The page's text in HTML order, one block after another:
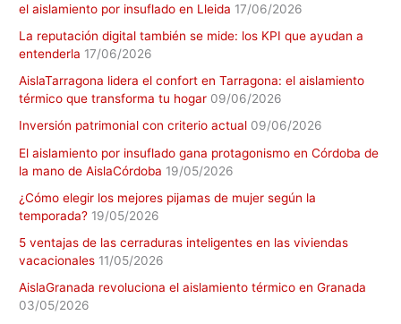
el aislamiento por insuflado en Lleida 17/06/2026
La reputación digital también se mide: los KPI que ayudan a
entenderla 17/06/2026
AislaTarragona lidera el confort en Tarragona: el aislamiento
térmico que transforma tu hogar 09/06/2026
Inversión patrimonial con criterio actual 09/06/2026
El aislamiento por insuflado gana protagonismo en Córdoba de
la mano de AislaCórdoba 19/05/2026
¿Cómo elegir los mejores pijamas de mujer según la
temporada? 19/05/2026
5 ventajas de las cerraduras inteligentes en las viviendas
vacacionales 11/05/2026
AislaGranada revoluciona el aislamiento térmico en Granada
03/05/2026